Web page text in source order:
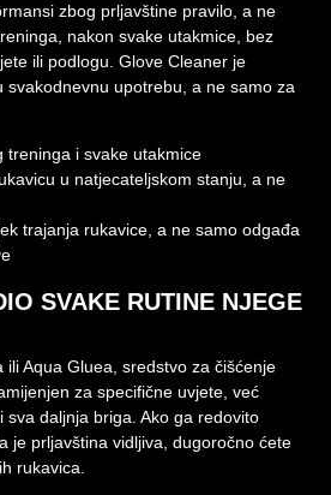
zbog prljavštine pravilo, a ne
nakon svake utakmice, bez
ili podlogu. Glove Cleaner je
svakodnevnu upotrebu, a ne samo za
treninga i svake utakmice
u natjecateljskom stanju, a ne
trajanja rukavice, a ne samo odgađa
SVAKE RUTINE NJEGE
Aqua Gluea, sredstvo za čišćenje
za specifične uvjete, već
sva daljnja briga. Ako ga redovito
je prljavština vidljiva, dugoročno ćete
rukavica.